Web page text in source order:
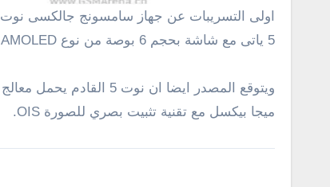
اولى التسريبات عن جهاز سامسونج جالكسى نوت 5 ظهرت اليوم , وقد ذكر
5 ياتى مع شاشة بحجم 6 بوصة من نوع AMOLED وبدقة 4K , وكثافة الشاشة
ميجا بيكسل مع تقنية تثبيت بصري للصورة OIS.